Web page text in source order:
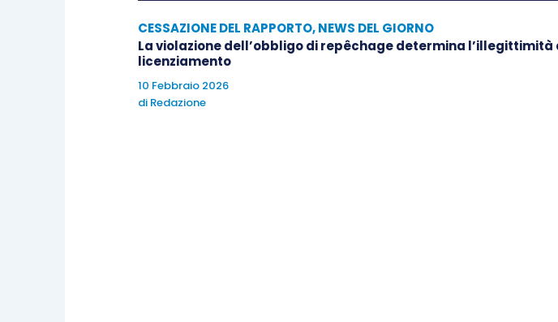
CESSAZIONE DEL RAPPORTO,NEWS DEL GIORNO
La violazione dell’obbligo di repêchage determina l’illegittimità
licenziamento
10 Febbraio 2026
di Redazione